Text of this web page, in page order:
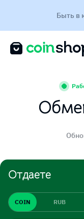
Быть в
Отдаете
COIN RUB